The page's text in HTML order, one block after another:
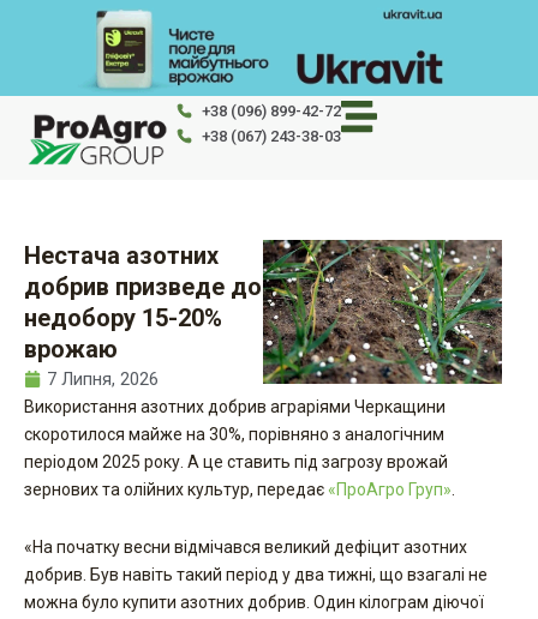
+38 (096) 899-42-72
+38 (067) 243-38-03
Нестача азотних
добрив призведе до
недобору 15-20%
врожаю
7 Липня, 2026
Використання азотних добрив аграріями Черкащини
скоротилося майже на 30%, порівняно з аналогічним
періодом 2025 року. А це ставить під загрозу врожай
зернових та олійних культур, передає «ПроАгро Груп»
«На початку весни відмічався великий дефіцит азотних
добрив. Був навіть такий період у два тижні, що взагалі не
можна було купити азотних добрив. Один кілограм діючої